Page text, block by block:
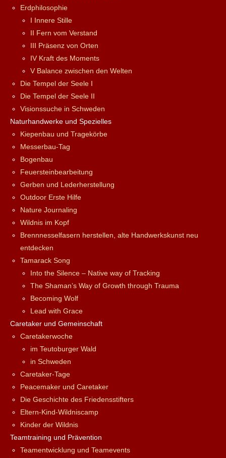
Erdphilosophie
I Innere Stille
II Fern vom Verstand
III Präsenz von Orten
IV Kraft des Moments
V Balance zwischen den Welten
Die Tempel der Seele I
Die Tempel der Seele II
Visionssuche in Schweden
Naturhandwerke und Spezielles
Kiepenbau und Tragekörbe
Messerbau-Tag
Bogenbau
Feuersteinbearbeitung
Gerben und Lederherstellung
Outdoor Erste Hilfe
Nature Journaling
Wildnis im Kopf
Brennnesselfasern herstellen, alte Handwerkskunst neu
entdecken
Tamarack Song
Into the Silence – Native way of Tracking
The Shaman’s Way of Growth through Trauma
Becoming Wolf
Lead with Grace
Caretaker und Gemeinschaft
Caretakerwoche
im Teutoburger Wald
in Schweden
Caretaker-Tage
Peacemaker und Caretaker
Die Geschichte des Friedensstifters
Eltern-Kind-Wildniscamp
Kinder der Wildnis
Teamtraining und Prävention
Teamentwicklung und Teamevents